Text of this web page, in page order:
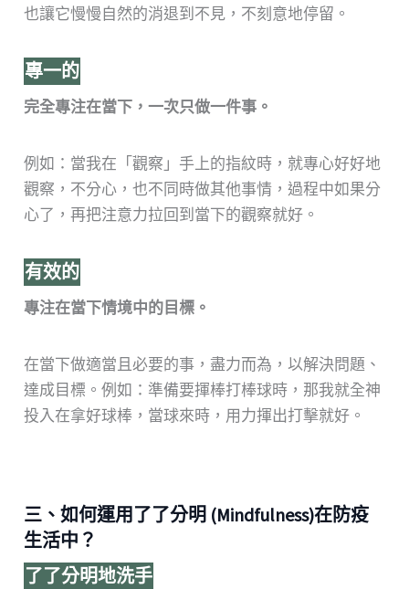
也讓它慢慢自然的消退到不見，不刻意地停留。
專一的
完全專注在當下，一次只做一件事。
例如：當我在「觀察」手上的指紋時，就專心好好地
觀察，不分心，也不同時做其他事情，過程中如果分
心了，再把注意力拉回到當下的觀察就好。
有效的
專注在當下情境中的目標。
在當下做適當且必要的事，盡力而為，以解決問題、
達成目標。例如：準備要揮棒打棒球時，那我就全神
投入在拿好球棒，當球來時，用力揮出打擊就好。
三、如何運用了了分明 (Mindfulness)在防疫
生活中？
了了分明地洗手